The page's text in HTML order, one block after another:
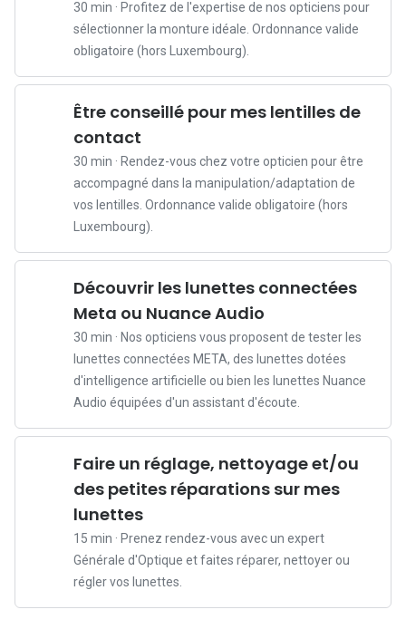
e
n
e
-
o
u
s
o
r
n
e
n
t
?
30 min · Profitez de l'expertise de nos opticiens pour
sélectionner la monture idéale. Ordonnance valide
obligatoire (hors Luxembourg).
Être conseillé pour mes lentilles de
contact
30 min · Rendez-vous chez votre opticien pour être
accompagné dans la manipulation/adaptation de
vos lentilles. Ordonnance valide obligatoire (hors
Luxembourg).
Découvrir les lunettes connectées
Meta ou Nuance Audio
30 min · Nos opticiens vous proposent de tester les
lunettes connectées META, des lunettes dotées
d'intelligence artificielle ou bien les lunettes Nuance
Audio équipées d'un assistant d'écoute.
Faire un réglage, nettoyage et/ou
des petites réparations sur mes
lunettes
15 min · Prenez rendez-vous avec un expert
Générale d'Optique et faites réparer, nettoyer ou
régler vos lunettes.